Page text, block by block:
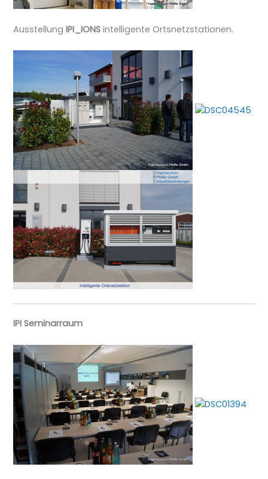
AusstellungIPI_IONS intelligente Ortsnetzstationen.
IPI Seminarraum